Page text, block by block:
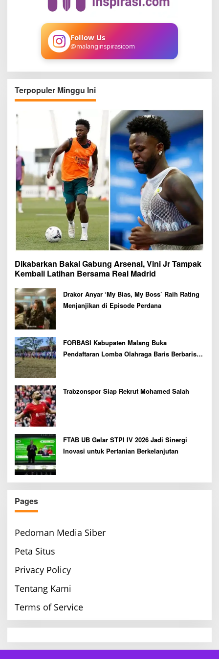
Follow Us
@malanginspirasicom
Terpopuler Minggu Ini
Dikabarkan Bakal Gabung Arsenal, Vini Jr Tampak
Kembali Latihan Bersama Real Madrid
Drakor Anyar ‘My Bias, My Boss’ Raih Rating
Menjanjikan di Episode Perdana
FORBASI Kabupaten Malang Buka
Pendaftaran Lomba Olahraga Baris Berbaris
Trabzonspor Siap Rekrut Mohamed Salah
FTAB UB Gelar STPI IV 2026 Jadi Sinergi
Inovasi untuk Pertanian Berkelanjutan
Pages
Pedoman Media Siber
Peta Situs
Privacy Policy
Tentang Kami
Terms of Service